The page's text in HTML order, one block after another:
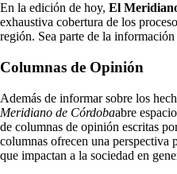
En la edición de hoy, El
exhaustiva cobertura de los
región. Sea parte de la
Columnas de Opinión
Además de informar sobre los
Meridiano de Córdobaabre
de columnas de opinión escritas
columnas ofrecen una perspectiva
que impactan a la sociedad en